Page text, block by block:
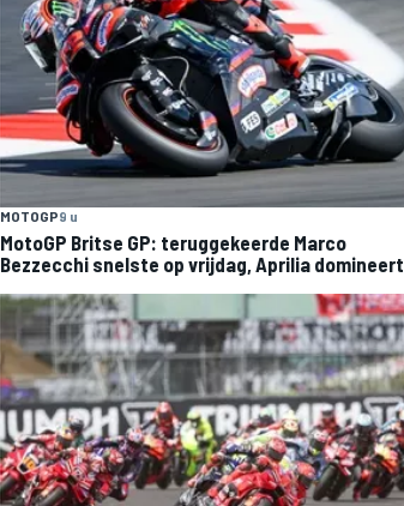
MOTOGP9 u
MotoGP Britse GP: teruggekeerde Marco
Bezzecchi snelste op vrijdag, Aprilia domineert